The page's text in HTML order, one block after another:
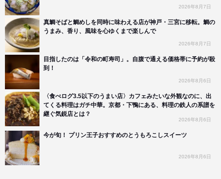
2026年8月7日
真鯛そばと鯛めしを同時に味わえる店が神戸・三宮に移転。鯛の
うまみ、香り、風味を心ゆくまで楽しんで
2026年8月7日
目指したのは「令和の町寿司」。自腹で通える価格帯に予約が殺
到！
2026年8月6日
〈食べログ3.5以下のうまい店〉カフェみたいな外観なのに、出
てくる料理はガチ中華。京都・下鴨にある、料理の鉄人の系譜を
継ぐ気鋭店とは？
2026年8月6日
今が旬！ プリン王子おすすめのとうもろこしスイーツ
2026年8月6日